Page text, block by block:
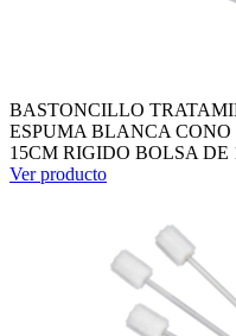
BASTONCILLO
ESPUMA BLANCA
15CM RIGIDO BOLSA DE
Ver producto